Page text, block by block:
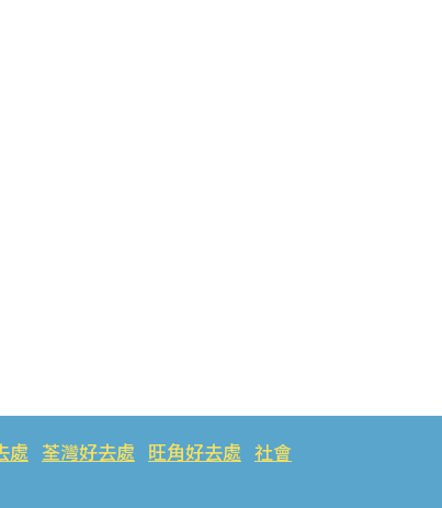
處 荃灣好去處 旺角好去處 社會